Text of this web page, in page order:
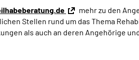
mehr zu den
Stellen rund um das Thema
als auch an deren Angehörige